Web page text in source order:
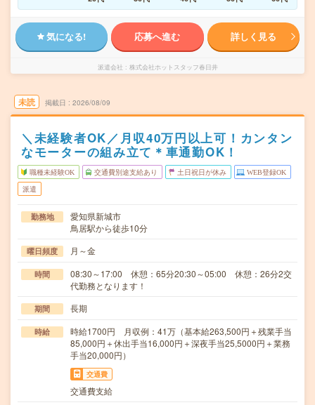
気になる! 応募へ進む 詳しく見る
派遣会社 株式会社ホットスタッフ春日井
未読 掲載日 2026/08/09
＼未経験者OK／月収40万円以上可！カンタン
なモーターの組み立て＊車通勤OK！
職種未経験OK 交通費別途支給あり 土日祝日が休み WEB登録OK
派遣
勤務地
愛知県新城市
鳥居駅から徒歩10分
曜日頻度 月～金
時間
08:30～17:00 休憩：65分20:30～05:00 休憩：26分2交
代勤務となります！
期間 長期
時給
時給1700円 月収例：41万（基本給263,500円＋残業手当
85,000円＋休出手当16,000円＋深夜手当25,5000円＋業務
手当20,000円）
交通費
交通費支給